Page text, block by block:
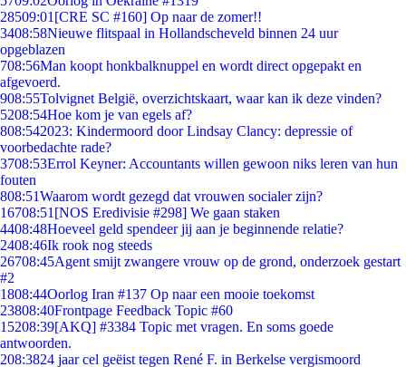
28509:01 [CRE SC #160] Op naar de zomer!!
3408:58Nieuwe flitspaal in Hollandscheveld binnen 24 uur
opgeblazen
708:56Man koopt honkbalknuppel en wordt direct opgepakt en
afgevoerd.
908:55Tolvignet België, overzichtskaart, waar kan ik deze vinden?
5208:54Hoe kom je van egels af?
808:542023: Kindermoord door Lindsay Clancy: depressie of
voorbedachte rade?
3708:53Errol Keyner: Accountants willen gewoon niks leren van hun
fouten
808:51Waarom wordt gezegd dat vrouwen socialer zijn?
16708:51 [NOS Eredivisie #298] We gaan staken
4408:48Hoeveel geld spendeer jij aan je beginnende relatie?
2408:46Ik rook nog steeds
26708:45Agent smijt zwangere vrouw op de grond, onderzoek gestart
#2
1808:44Oorlog Iran #137 Op naar een mooie toekomst
23808:40Frontpage Feedback Topic #60
15208:39[AKQ] #3384 Topic met vragen. En soms goede
antwoorden.
208:3824 jaar cel geëist tegen René F. in Berkelse vergismoord